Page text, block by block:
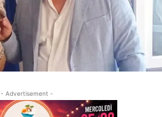
- Advertisement -